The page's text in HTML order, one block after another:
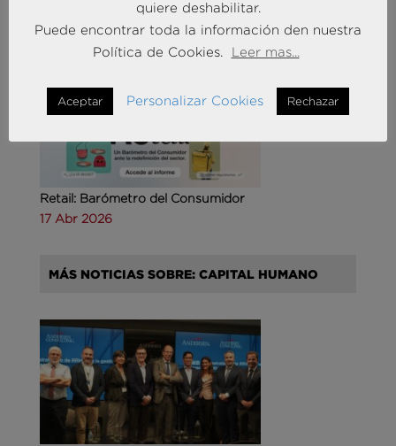
MÁS NOTICIAS SOBRE: CUSTOMER
Retail: Barómetro del Consumidor
17 Abr 2026
MÁS NOTICIAS SOBRE: CAPITAL HUMANO
quiere deshabilitar.
Puede encontrar toda la información den nuestra
Política de Cookies.
Leer mas...
Aceptar Personalizar Cookies Rechazar